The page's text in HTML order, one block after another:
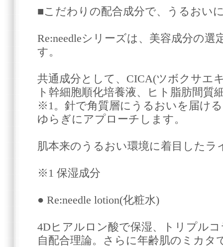
■こだわりの配合成分で、うるおい
Re:needleシリーズは、美容成分の
す。
共通成分として、CICA(ツボクサエ
ト幹細胞順化培養液、ヒト脂肪間質
※1。針で角質層にうるおいを届け
ゆらぎにアプローチします。
肌本来のうるおい環境に着目したラ
※1 保湿成分
● Re:needle lotion(化粧水)
4Dヒアルロン酸で保湿、トリプル
自配合理論。さらに年齢肌のミカ